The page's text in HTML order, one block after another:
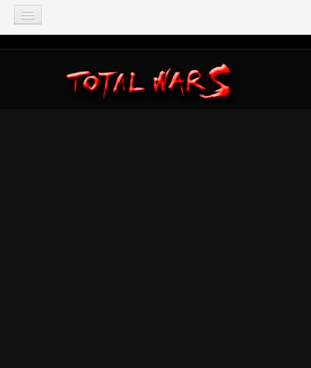
TOTAL WAR
Total War: Three Kingdoms
Total War: Warhammer